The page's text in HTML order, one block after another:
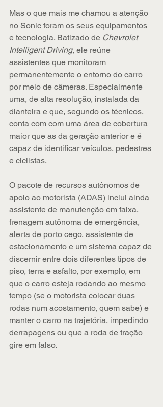
Mas o que mais me chamou a atenção
no Sonic foram os seus equipamentos
e tecnologia. Batizado de Chevrolet
Intelligent Driving, ele reúne
assistentes que monitoram
permanentemente o entorno do carro
por meio de câmeras. Especialmente
uma, de alta resolução, instalada da
dianteira e que, segundo os técnicos,
conta com com uma área de cobertura
maior que as da geração anterior e é
capaz de identificar veículos, pedestres
e ciclistas.
O pacote de recursos autônomos de
apoio ao motorista (ADAS) inclui ainda
assistente de manutenção em faixa,
frenagem autônoma de emergência,
alerta de porto cego, assistente de
estacionamento e um sistema capaz de
discernir entre dois diferentes tipos de
piso, terra e asfalto, por exemplo, em
que o carro esteja rodando ao mesmo
tempo (se o motorista colocar duas
rodas num acostamento, quem sabe) e
manter o carro na trajetória, impedindo
derrapagens ou que a roda de tração
gire em falso.